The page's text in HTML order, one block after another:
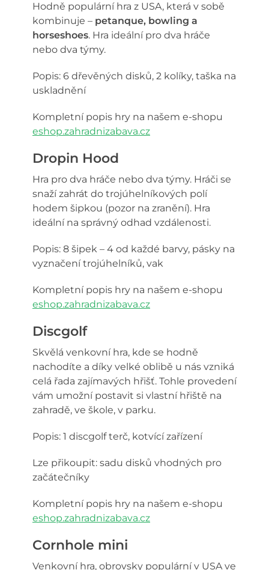
Hodně populární hra z USA, která v sobě
kombinuje – petanque, bowling a
horseshoes. Hra ideální pro dva hráče
nebo dva týmy.
Popis: 6 dřevěných disků, 2 kolíky, taška na
uskladnění
Kompletní popis hry na našem e-shopu
eshop.zahradnizabava.cz
Dropin Hood
Hra pro dva hráče nebo dva týmy. Hráči se
snaží zahrát do trojúhelníkových polí
hodem šipkou (pozor na zranění). Hra
ideální na správný odhad vzdálenosti.
Popis: 8 šipek – 4 od každé barvy, pásky na
vyznačení trojúhelníků, vak
Kompletní popis hry na našem e-shopu
eshop.zahradnizabava.cz
Discgolf
Skvělá venkovní hra, kde se hodně
nachodíte a díky velké oblibě u nás vzniká
celá řada zajímavých hřišť. Tohle provedení
vám umožní postavit si vlastní hřiště na
zahradě, ve škole, v parku.
Popis: 1 discgolf terč, kotvící zařízení
Lze přikoupit: sadu disků vhodných pro
začátečníky
Kompletní popis hry na našem e-shopu
eshop.zahradnizabava.cz
Cornhole mini
Venkovní hra, obrovsky populární v USA ve